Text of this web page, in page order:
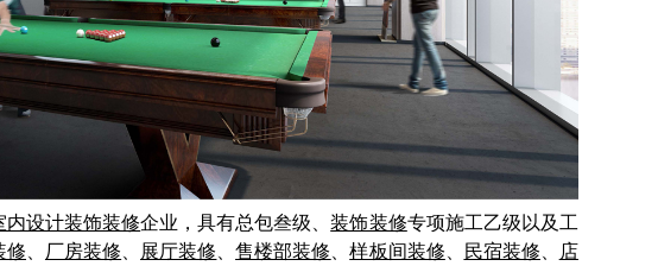
内设计装饰装修企业，具有总包叁级、装饰装修专项施工乙级以及工
修 厂房装修 展厅装修 、售楼部装修 、样板间装修 民宿装修
店